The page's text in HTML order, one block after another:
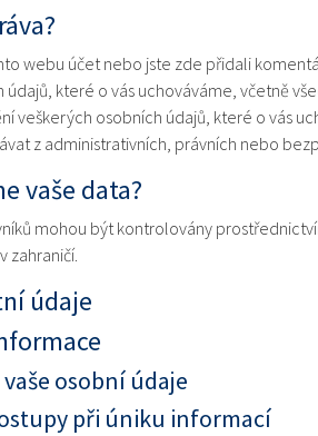
webu účet nebo jste zde přidali
které o vás uchováváme, včetně
veškerých osobních údajů, které o vás
z administrativních, právních nebo
vaše data?
mohou být kontrolovány
zahraničí.
údaje
osobní údaje
při úniku informací